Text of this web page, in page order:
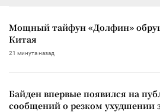
Мощный тайфун «Долфин»
Китая
21 минута назад
Байден впервые появился на
сообщений о резком ухудшении